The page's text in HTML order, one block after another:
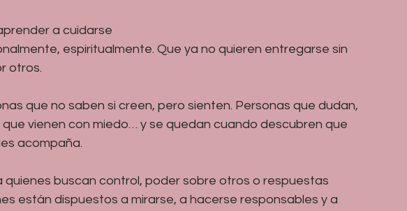
a cuidarse
espiritualmente. Que ya no quieren entregarse sin
otros.
que no saben si creen, pero sienten. Personas que dudan,
vienen con miedo… y se quedan cuando descubren que
acompaña.
quienes buscan control, poder sobre otros o respuestas
están dispuestos a mirarse, a hacerse responsables y a